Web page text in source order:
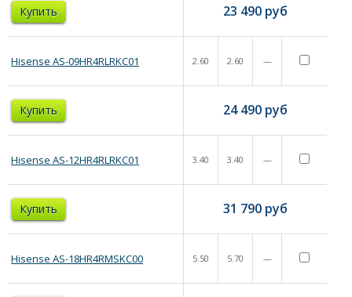
Купить 23 490 руб
Hisense AS-09HR4RLRKC01 2.60 2.60 —
Купить 24 490 руб
Hisense AS-12HR4RLRKC01 3.40 3.40 —
Купить 31 790 руб
Hisense AS-18HR4RMSKC00 5.50 5.70 —